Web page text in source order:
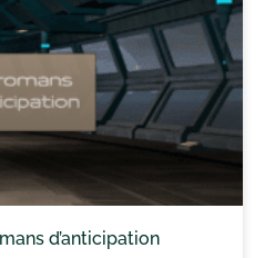
d’anticipation